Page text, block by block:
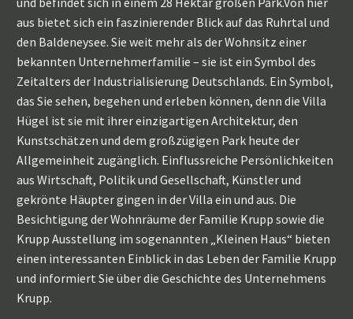
aus bietet sich ein faszinierender Blick auf das Ruhrtal und
den Baldeneysee. Sie weit mehr als der Wohnsitz einer
bekannten Unternehmerfamilie – sie ist ein Symbol des
Zeitalters der Industrialisierung Deutschlands. Ein Symbol,
das Sie sehen, begehen und erleben können, denn die Villa
Hügel ist sie mit ihrer einzigartigen Architektur, den
Kunstschätzen und dem großzügigen Park heute der
Allgemeinheit zugänglich. Einflussreiche Persönlichkeiten
aus Wirtschaft, Politik und Gesellschaft, Künstler und
gekrönte Häupter gingen in der Villa ein und aus. Die
Besichtigung der Wohnräume der Familie Krupp sowie die
Krupp Ausstellung im sogenannten „Kleinen Haus“ bieten
einen interessanten Einblick in das Leben der Familie Krupp
und informiert Sie über die Geschichte des Unternehmens
Krupp.